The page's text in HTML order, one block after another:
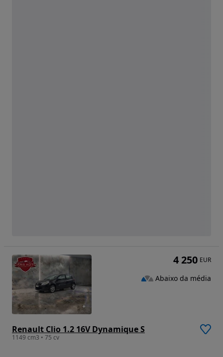
Renault Clio 1.2 16V Dynamique S
1149 cm3 • 75 cv
4 250 EUR
Abaixo da média